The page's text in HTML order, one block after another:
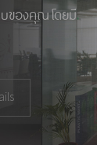
บของคุณ โดยมี